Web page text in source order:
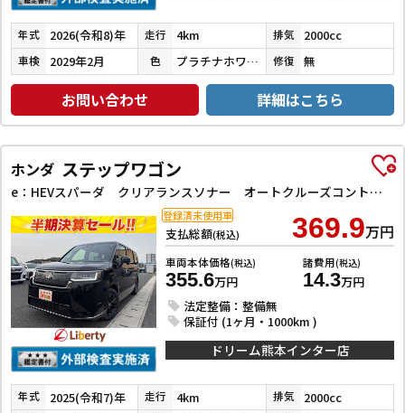
年式 2026(令和8)年 走行 4km 排気 2000cc
車検 2029年2月 色 プラチナホワイトパール 修復 無
お問い合わせ 詳細はこちら
ホンダ ステップワゴン
e：HEVスパーダ クリアランスソナー オートクルーズコントロール 衝突被害軽減システム 両側電動スライドドア オートライト LEDヘッドランプ 電動リアゲート スマートキー 電動格納ミラー シートヒーター
支払総額(税込) 369.9万円
車両本体価格(税込)
355.6万円
諸費用(税込)
14.3万円
法定整備：整備無
保証付 (1ヶ月・1000km )
登録済未使用車
ドリーム熊本インター店
年式 2025(令和7)年 走行 4km 排気 2000cc